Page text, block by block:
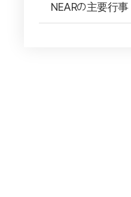
NEARの主要行事